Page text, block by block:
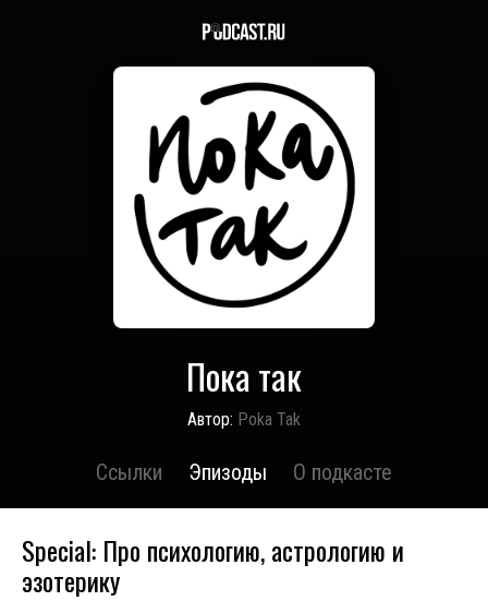
Пока так
Автор: Poka Tak
Ссылки Эпизоды О подкасте
Special: Про психологию, астрологию и
эзотерику